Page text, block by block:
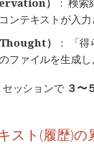
）
： 検
ンテキストが入力
）
： 「
ファイルを生成し
ッションで ３〜
スト(履歴)の